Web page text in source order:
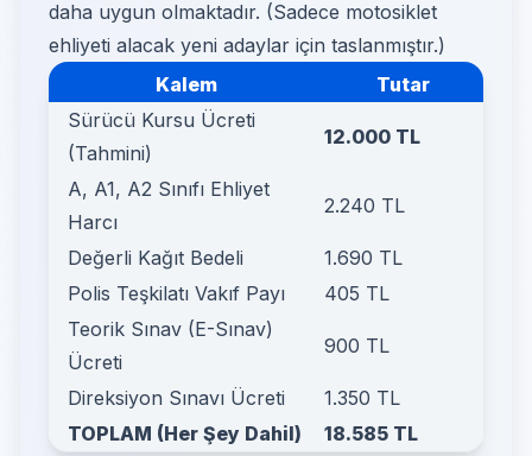
daha uygun olmaktadır. (Sadece motosiklet
ehliyeti alacak yeni adaylar için taslanmıştır.)
Kalem
Tutar
Sürücü Kursu Ücreti
(Tahmini)
12.000 TL
A, A1, A2 Sınıfı Ehliyet
Harcı
2.240 TL
Değerli Kağıt Bedeli
1.690 TL
Polis Teşkilatı Vakıf Payı
405 TL
Teorik Sınav (E-Sınav)
Ücreti
900 TL
Direksiyon Sınavı Ücreti
1.350 TL
TOPLAM (Her Şey Dahil)
18.585 TL